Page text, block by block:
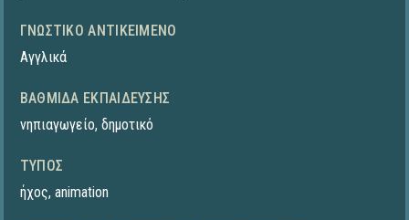
ΓΝΩΣΤΙΚΌ ΑΝΤΙΚΕΊΜΕΝΟ
Αγγλικά
ΒΑΘΜΊΔΑ ΕΚΠΑΊΔΕΥΣΗΣ
νηπιαγωγείο, δημοτικό
ΤΎΠΟΣ
ήχος, animation